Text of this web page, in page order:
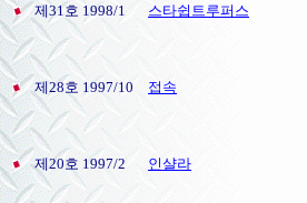
제31호 1998/1 스타쉽트루퍼스
제28호 1997/10 접속
제20호 1997/2 인샬라